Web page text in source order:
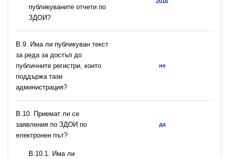
публикуваните отчети по
ЗДОИ?
В.9. Има ли публикуван текст
за реда за достъп до
публичните регистри, които
поддържа тази
администрация?
не
В.10. Приемат ли се
заявления по ЗДОИ по
електронен път?
да
В.10.1. Има ли